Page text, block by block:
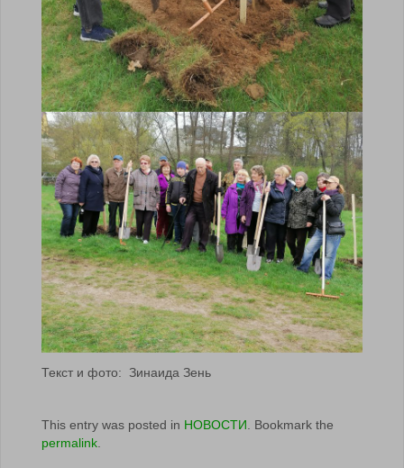
Текст и фото: Зинаида Зень
This entry was posted in НОВОСТИ . Bookmark the
permalink